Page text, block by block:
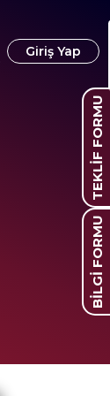
Giriş Yap
BİLGİ FORMU
TEKLİF FORMU